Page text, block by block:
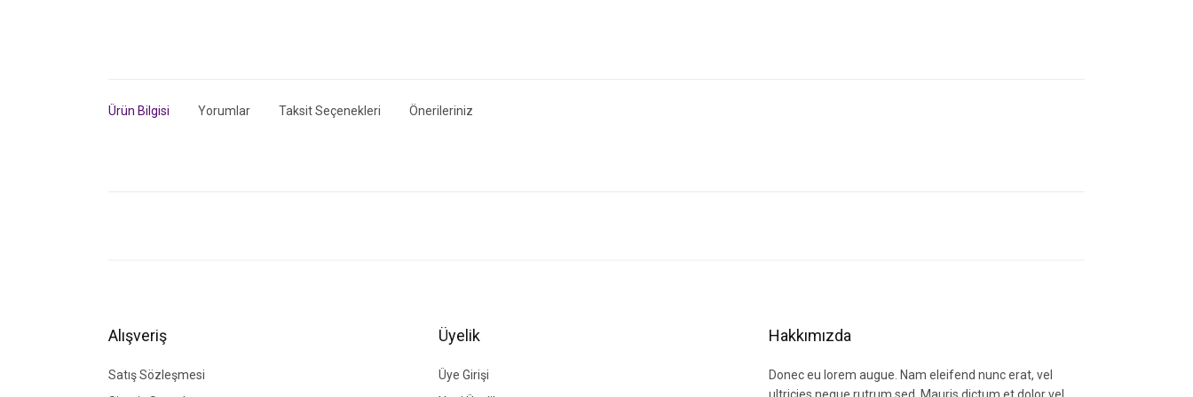
Ürün Bilgisi Yorumlar Taksit Seçenekleri Önerileriniz
Ürün fiyatı diğer sitelerden daha pahalı.
Bu ürüne benzer farklı alternatifler olmalı.
Alışveriş
Satış Sözleşmesi
Üyelik
Üye Girişi
Hakkımızda
Donec eu lorem augue. Nam eleifend nunc erat, vel